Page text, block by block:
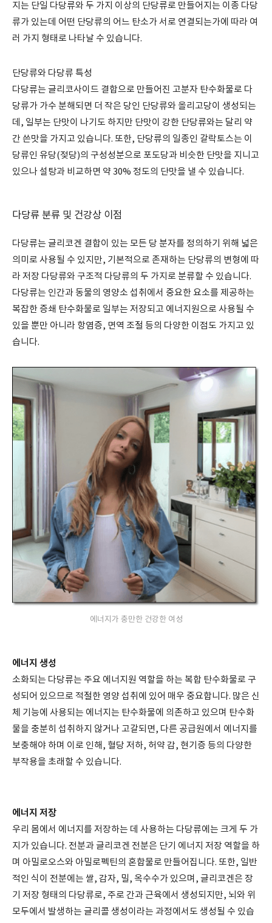
지는 단일 다당류와 두 가지 이상의 단당류로 만들어지는 이종 다당
류가 있는데 어떤 단당류의 어느 탄소가 서로 연결되는가에 따라 여
러 가지 형태로 나타날 수 있습니다.
단당류와 다당류 특성
다당류는 글리코사이드 결합으로 만들어진 고분자 탄수화물로 다
당류가 가수 분해되면 더 작은 당인 단당류와 올리고당이 생성되는
데, 일부는 단맛이 나기도 하지만 단맛이 강한 단당류와는 달리 약
간 쓴맛을 가지고 있습니다. 또한, 단당류의 일종인 갈락토스는 이
당류인 유당(젖당)의 구성성분으로 포도당과 비슷한 단맛을 지니고
있으나 설탕과 비교하면 약 30% 정도의 단맛을 낼 수 있습니다.
다당류 분류 및 건강상 이점
다당류는 글리코겐 결합이 있는 모든 당 분자를 정의하기 위해 넓은
의미로 사용될 수 있지만, 기본적으로 존재하는 단당류의 변형에 따
라 저장 다당류와 구조적 다당류의 두 가지로 분류할 수 있습니다.
다당류는 인간과 동물의 영양소 섭취에서 중요한 요소를 제공하는
복잡한 증쇄 탄수화물로 일부는 저장되고 에너지원으로 사용될 수
있을 뿐만 아니라 항염증, 면역 조절 등의 다양한 이점도 가지고 있
습니다.
에너지가 충만한 건강한 여성
에너지 생성
소화되는 다당류는 주요 에너지원 역할을 하는 복합 탄수화물로 구
성되어 있으므로 적절한 영양 섭취에 있어 매우 중요합니다. 많은 신
체 기능에 사용되는 에너지는 탄수화물에 의존하고 있으며 탄수화
물을 충분히 섭취하지 않거나 고갈되면, 다른 공급원에서 에너지를
보충해야 하며 이로 인해, 혈당 저하, 허약 감, 현기증 등의 다양한
부작용을 초래할 수 있습니다.
에너지 저장
우리 몸에서 에너지를 저장하는 데 사용하는 다당류에는 크게 두 가
지가 있습니다. 전분과 글리코겐 전분은 단기 에너지 저장 역할을 하
며 아밀로오스와 아밀로펙틴의 혼합물로 만들어집니다. 또한, 일반
적인 식이 전분에는 쌀, 감자, 밀, 옥수수가 있으며, 글리코겐은 장
기 저장 형태의 다당류로, 주로 간과 근육에서 생성되지만, 뇌와 위
모두에서 발생하는 글리콜 생성이라는 과정에서도 생성될 수 있습